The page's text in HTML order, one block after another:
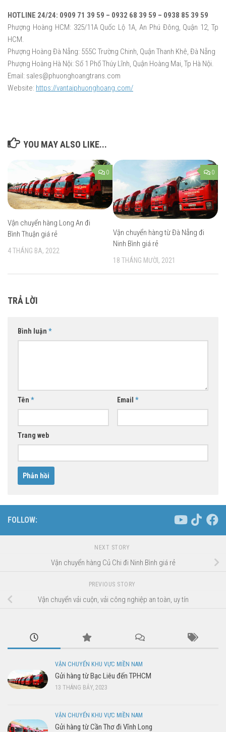
HOTLINE 24/24: 0909 71 39 59 – 0932 68 39 59 – 0938 85 39 59
Phượng Hoàng HCM: 325/11A Quốc Lộ 1A, An Phú Đông, Quận 12, Tp
HCM.
Phượng Hoàng Đà Nẵng: 555C Trường Chinh, Quận Thanh Khê, Đà Nẵng
Phượng Hoàng Hà Nội: Số 1 Phố Thúy Lĩnh, Quận Hoàng Mai, Tp Hà Nội.
Email: sales@phuonghoangtrans.com
Website: https://vantaiphuonghoang.com/
YOU MAY ALSO LIKE...
0
Vận chuyển hàng Long An đi
Bình Thuận giá rẻ
4 THÁNG BA, 2022
0
Vận chuyển hàng từ Đà Nẵng đi
Ninh Bình giá rẻ
18 THÁNG MƯỜI, 2021
TRẢ LỜI
Bình luận *
Tên * Email *
Trang web
FOLLOW:
NEXT STORY
Vận chuyển hàng Củ Chi đi Ninh Bình giá rẻ
PREVIOUS STORY
Vận chuyển vải cuộn, vải công nghiệp an toàn, uy tín
VẬN CHUYỂN KHU VỰC MIỀN NAM
Gửi hàng từ Bạc Liêu đến TPHCM
13 THÁNG BẢY, 2023
VẬN CHUYỂN KHU VỰC MIỀN NAM
Gửi hàng từ Cần Thơ đi Vĩnh Long